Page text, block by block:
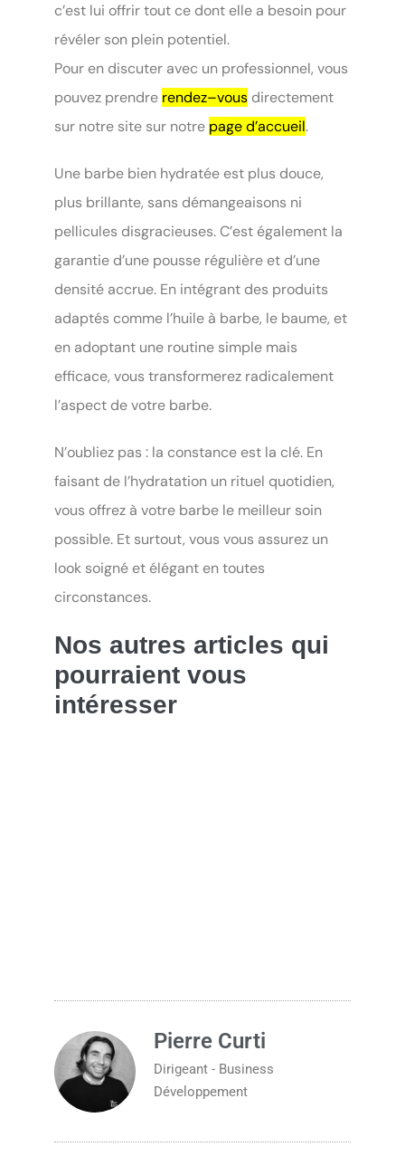
c’est lui offrir tout ce dont elle a besoin pour
révéler son plein potentiel.
Pour en discuter avec un professionnel, vous
pouvez prendre rendez–vous directement
sur notre site sur notre page d’accueil.
Une barbe bien hydratée est plus douce,
plus brillante, sans démangeaisons ni
pellicules disgracieuses. C’est également la
garantie d’une pousse régulière et d’une
densité accrue. En intégrant des produits
adaptés comme l’huile à barbe, le baume, et
en adoptant une routine simple mais
efficace, vous transformerez radicalement
l’aspect de votre barbe.
N’oubliez pas : la constance est la clé. En
faisant de l’hydratation un rituel quotidien,
vous offrez à votre barbe le meilleur soin
possible. Et surtout, vous vous assurez un
look soigné et élégant en toutes
circonstances.
Nos autres articles qui
pourraient vous
intéresser
Pierre Curti
Dirigeant - Business
Développement